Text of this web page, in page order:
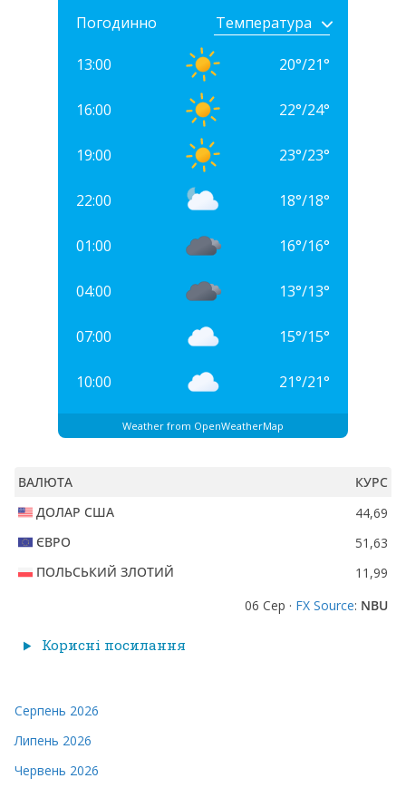
Погодинно
13:00 20°/21°
16:00 22°/24°
19:00 23°/23°
22:00 18°/18°
01:00 16°/16°
04:00 13°/13°
07:00 15°/15°
10:00 21°/21°
Weather from OpenWeatherMap
ВАЛЮТА
КУРС
ДОЛАР США
44,69
ЄВРО
51,63
ПОЛЬСЬКИЙ ЗЛОТИЙ
11,99
06 Сер · FX Source: NBU
Корисні посилання
Серпень 2026
Липень 2026
Червень 2026